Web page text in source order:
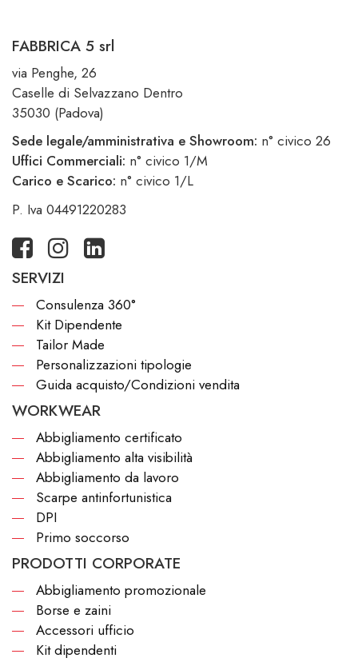
FABBRICA 5 srl
via Penghe, 26
Caselle di Selvazzano Dentro
35030 (Padova)
Sede legale/amministrativa e Showroom: n° civico 26
Uffici Commerciali: n° civico 1/M
Carico e Scarico: n° civico 1/L
P. Iva 04491220283
SERVIZI
Consulenza 360°
Kit Dipendente
Tailor Made
Personalizzazioni tipologie
Guida acquisto/Condizioni vendita
WORKWEAR
Abbigliamento certificato
Abbigliamento alta visibilità
Abbigliamento da lavoro
Scarpe antinfortunistica
DPI
Primo soccorso
PRODOTTI CORPORATE
Abbigliamento promozionale
Borse e zaini
Accessori ufficio
Kit dipendenti